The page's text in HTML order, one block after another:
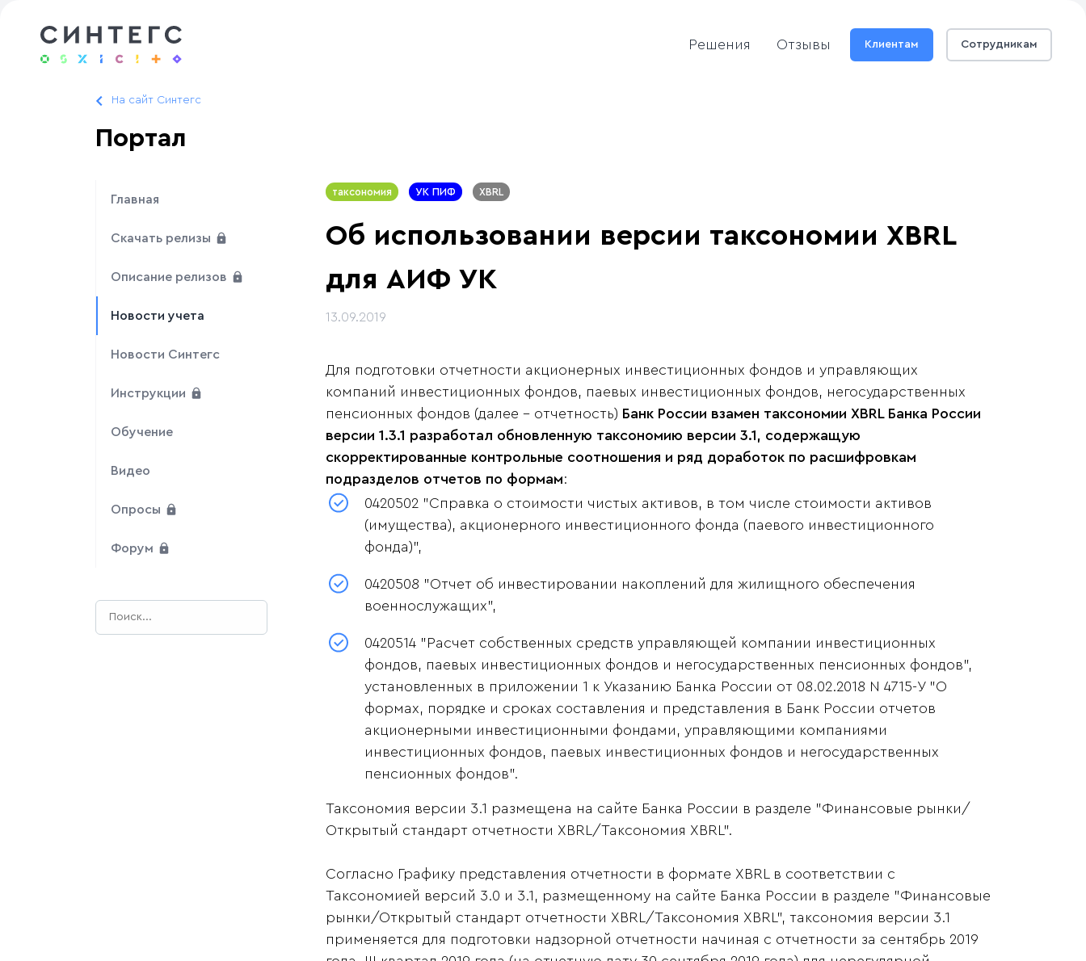
Решения Отзывы Клиентам Сотрудникам
На сайт Синтегс
Портал
Главная
Скачать релизы
Описание релизов
Новости учета
Новости Синтегс
Инструкции
Обучение
Видео
Опросы
Форум
таксономия УК ПИФ XBRL
Об использовании версии таксономии XBRL
для АИФ УК
13.09.2019
Для подготовки отчетности акционерных инвестиционных фондов и управляющих
компаний инвестиционных фондов, паевых инвестиционных фондов, негосударственных
пенсионных фондов (далее - отчетность) Банк России взамен таксономии XBRL Банка России
версии 1.3.1 разработал обновленную таксономию версии 3.1, содержащую
скорректированные контрольные соотношения и ряд доработок по расшифровкам
подразделов отчетов по формам:
0420502 "Справка о стоимости чистых активов, в том числе стоимости активов
(имущества), акционерного инвестиционного фонда (паевого инвестиционного
фонда)",
0420508 "Отчет об инвестировании накоплений для жилищного обеспечения
военнослужащих",
0420514 "Расчет собственных средств управляющей компании инвестиционных
фондов, паевых инвестиционных фондов и негосударственных пенсионных фондов",
установленных в приложении 1 к Указанию Банка России от 08.02.2018 N 4715-У "О
формах, порядке и сроках составления и представления в Банк России отчетов
акционерными инвестиционными фондами, управляющими компаниями
инвестиционных фондов, паевых инвестиционных фондов и негосударственных
пенсионных фондов".
Таксономия версии 3.1 размещена на сайте Банка России в разделе "Финансовые рынки/
Открытый стандарт отчетности XBRL/Таксономия XBRL".
Согласно Графику представления отчетности в формате XBRL в соответствии с
Таксономией версий 3.0 и 3.1, размещенному на сайте Банка России в разделе "Финансовые
рынки/Открытый стандарт отчетности XBRL/Таксономия XBRL", таксономия версии 3.1
применяется для подготовки надзорной отчетности начиная с отчетности за сентябрь 2019